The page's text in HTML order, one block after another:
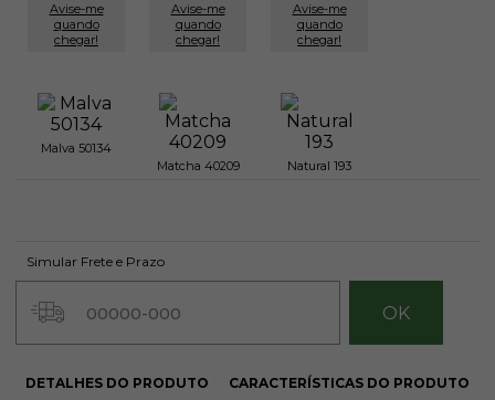
Avise-me
quando
chegar!
Avise-me
quando
chegar!
Avise-me
quando
chegar!
Malva 50134
quando
chegar!
Matcha 40209
chegar!
Natural 193
chegar!
Simular Frete e Prazo
DETALHES DO PRODUTO CARACTERÍSTICAS DO PRODUTO